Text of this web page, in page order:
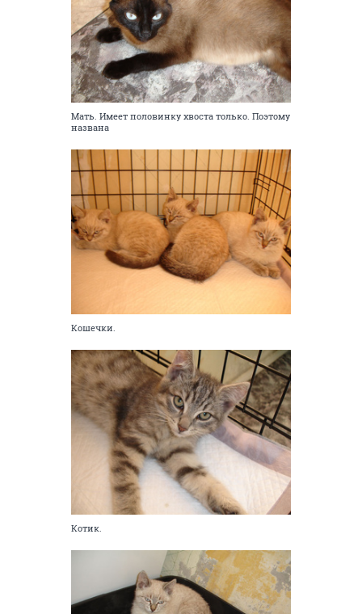
Мать. Имеет половинку хвоста только. Поэтому
названа
Кошечки.
Котик.